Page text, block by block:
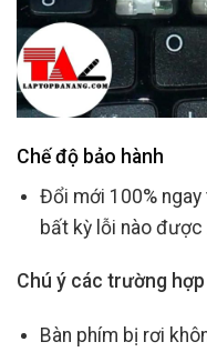
Chế độ bảo hành
Đổi mới 100%
bất kỳ lỗi nào được
Chú ý các trường
Bàn phím bị rơi